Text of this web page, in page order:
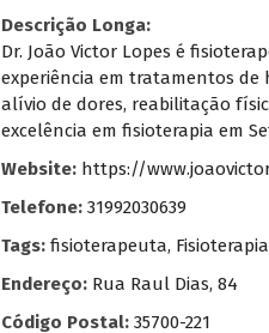
Descrição Longa:
Dr. João Victor Lopes é
experiência em tratamentos
alívio de dores, reabilitação
excelência em fisioterapia em
Website: https://
Telefone: 31992030639
Tags: fisioterapeuta, Fisioterapia
Endereço: Rua Raul Dias, 84
Código Postal: 35700-221